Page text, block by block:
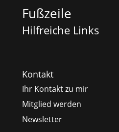
Fußzeile
Hilfreiche Links
Kontakt
Ihr Kontakt zu mir
Mitglied werden
Newsletter